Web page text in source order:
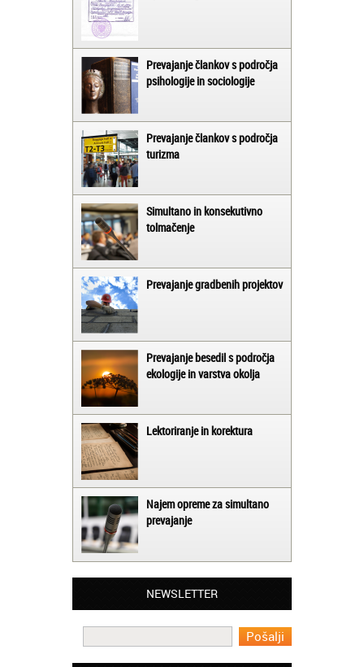
Prevajanje člankov s področja
psihologije in sociologije
Prevajanje člankov s področja
turizma
Simultano in konsekutivno
tolmačenje
Prevajanje gradbenih projektov
Prevajanje besedil s področja
ekologije in varstva okolja
Lektoriranje in korektura
Najem opreme za simultano
prevajanje
NEWSLETTER
Matjaž iz Ajdovščine:
Lahko pohvalim vse zaposlene v Akademiji
prevajalske storitve opravljajo hitro in
Potrebovala sem prevajanje iz